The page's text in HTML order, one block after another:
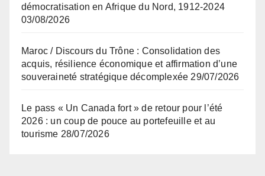
démocratisation en Afrique du Nord, 1912-2024
03/08/2026
Maroc / Discours du Trône : Consolidation des
acquis, résilience économique et affirmation d’une
souveraineté stratégique décomplexée 29/07/2026
Le pass « Un Canada fort » de retour pour l’été
2026 : un coup de pouce au portefeuille et au
tourisme 28/07/2026